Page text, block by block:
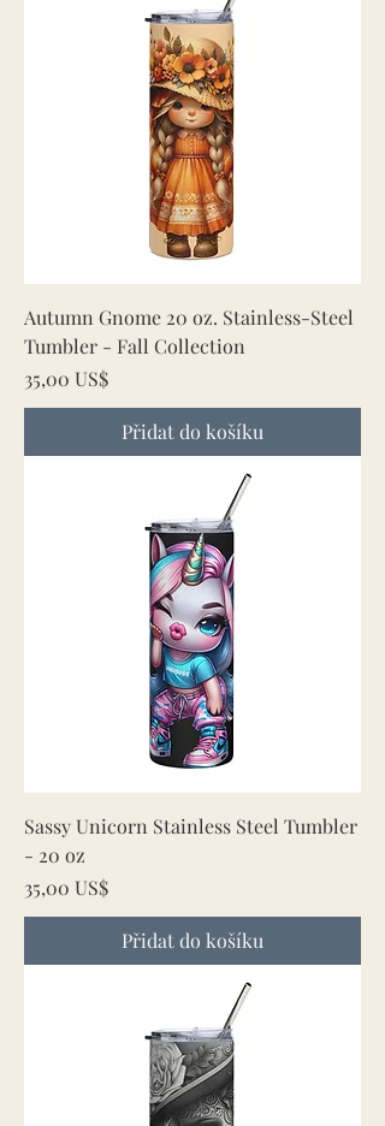
Autumn Gnome 20 oz. Stainless-Steel
Tumbler - Fall Collection
Cena
35,00 US$
Přidat do košíku
Sassy Unicorn Stainless Steel Tumbler
- 20 oz
Cena
35,00 US$
Přidat do košíku